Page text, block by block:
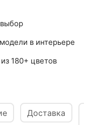
в интерьере
180+ цветов
Доставка